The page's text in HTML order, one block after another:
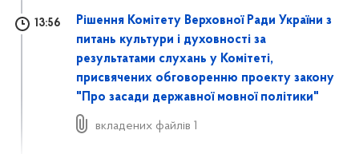
13:56
Рішення Комітету Верховної Ради України з
питань культури і духовності за
результатами слухань у Комітеті,
присвячених обговоренню проекту закону
"Про засади державної мовної політики"
вкладених файлів 1